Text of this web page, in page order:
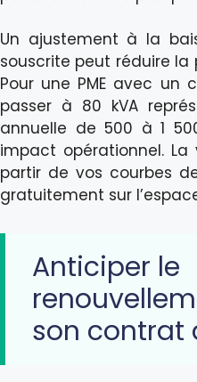
Un ajustement à la
souscrite peut réduire la
Pour une PME avec un
passer à 80 kVA
annuelle de 500 à 1
impact opérationnel.
partir de vos courbes
gratuitement sur
Anticiper le
son contrat